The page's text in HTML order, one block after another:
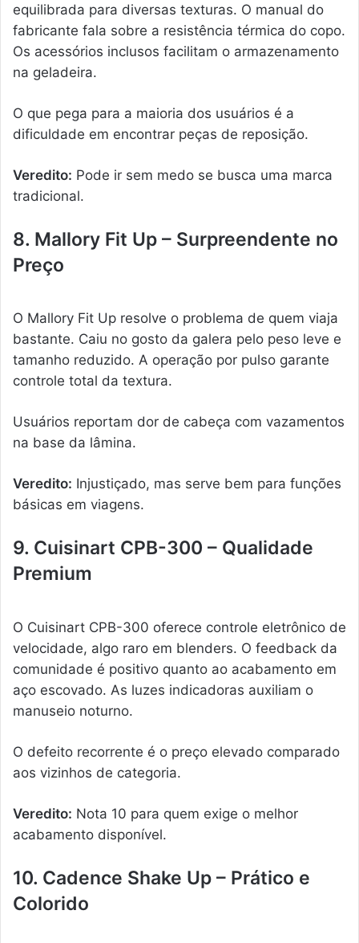
equilibrada para diversas texturas. O manual do
fabricante fala sobre a resistência térmica do copo.
Os acessórios inclusos facilitam o armazenamento
na geladeira.
O que pega para a maioria dos usuários é a
dificuldade em encontrar peças de reposição.
Veredito: Pode ir sem medo se busca uma marca
tradicional.
8. Mallory Fit Up – Surpreendente no
Preço
O Mallory Fit Up resolve o problema de quem viaja
bastante. Caiu no gosto da galera pelo peso leve e
tamanho reduzido. A operação por pulso garante
controle total da textura.
Usuários reportam dor de cabeça com vazamentos
na base da lâmina.
Veredito: Injustiçado, mas serve bem para funções
básicas em viagens.
9. Cuisinart CPB-300 – Qualidade
Premium
O Cuisinart CPB-300 oferece controle eletrônico de
velocidade, algo raro em blenders. O feedback da
comunidade é positivo quanto ao acabamento em
aço escovado. As luzes indicadoras auxiliam o
manuseio noturno.
O defeito recorrente é o preço elevado comparado
aos vizinhos de categoria.
Veredito: Nota 10 para quem exige o melhor
acabamento disponível.
10. Cadence Shake Up – Prático e
Colorido